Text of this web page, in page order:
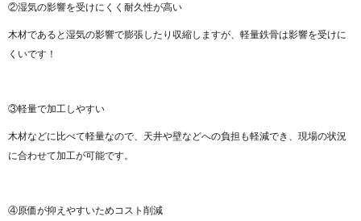
②湿気の影響を受けにくく耐久性が高い
木材であると湿気の影響で膨張したり収縮しますが、軽量鉄骨は影響を受けに
くいです！
③軽量で加工しやすい
木材などに比べて軽量なので、天井や壁などへの負担も軽減でき、現場の状況
に合わせて加工が可能です。
④原価が抑えやすいためコスト削減